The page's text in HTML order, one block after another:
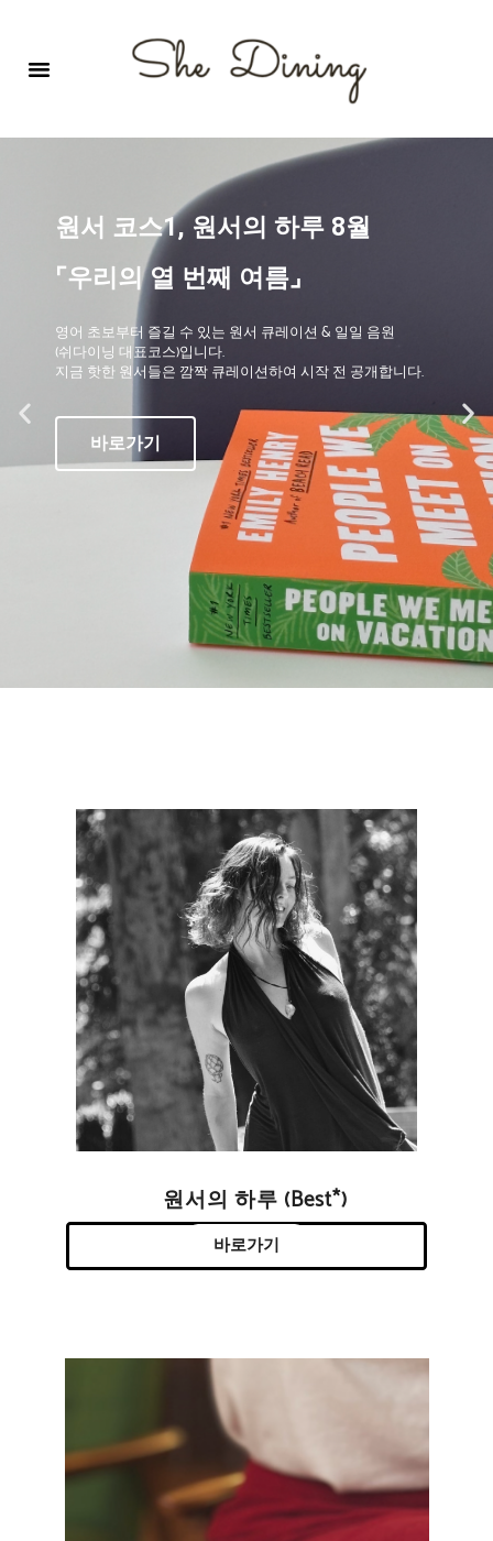
원서 코스1, 원서의 하루 8월
⌜우리의 열 번째 여름⌟
영어 초보부터 즐길 수 있는 원서 큐레이션 & 일일 음원
(쉬다이닝 대표코스)입니다.
지금 핫한 원서들은 깜짝 큐레이션하여 시작 전 공개합니다.
바로가기
원서의 하루 (Best*)
바로가기